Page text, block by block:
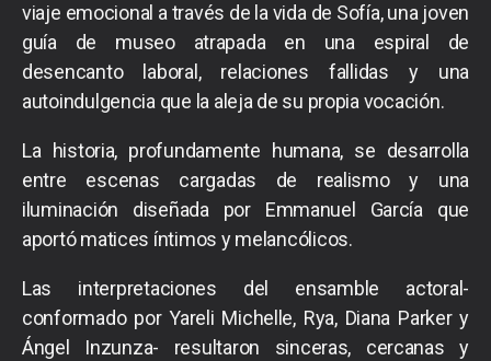
viaje emocional a través de la vida de Sofía, una joven
guía de museo atrapada en una espiral de
desencanto laboral, relaciones fallidas y una
autoindulgencia que la aleja de su propia vocación.
La historia, profundamente humana, se desarrolla
entre escenas cargadas de realismo y una
iluminación diseñada por Emmanuel García que
aportó matices íntimos y melancólicos.
Las interpretaciones del ensamble actoral-
conformado por Yareli Michelle, Rya, Diana Parker y
Ángel Inzunza- resultaron sinceras, cercanas y